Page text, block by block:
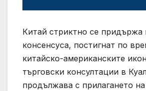
Китай стриктно се придържа
консенсуса, постигнат по
китайско-американските
търговски консултации в
продължава с прилагането